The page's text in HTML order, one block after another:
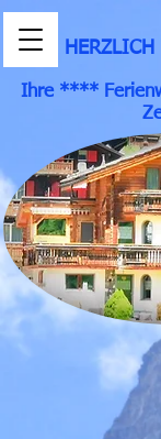
Ihre ****